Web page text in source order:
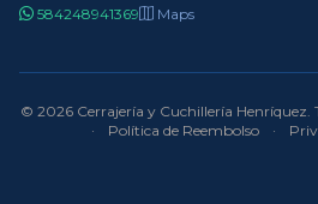
584248941369
Maps
© 2026 Cerrajería y Cuchillería Henríquez.
·
Política de Reembolso ·